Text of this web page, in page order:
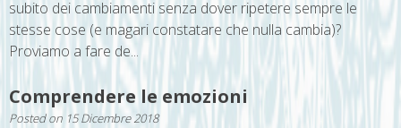
subito dei cambiamenti senza dover ripetere sempre le
stesse cose (e magari constatare che nulla cambia)?
Proviamo a fare de...
Comprendere le emozioni
Posted on 15 Dicembre 2018